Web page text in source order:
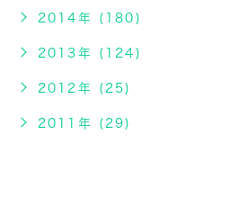
2014年 (180)
2013年 (124)
2012年 (25)
2011年 (29)